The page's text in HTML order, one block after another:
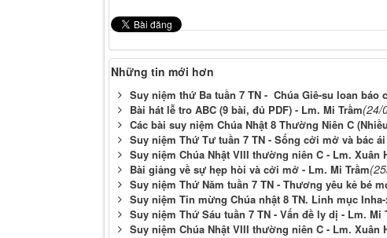
Những tin mới hơn
Suy niệm thứ Ba tuần 7 TN - Chúa Giê-su loan
Bài hát lễ tro ABC (9 bài, đủ PDF) - Lm. Mi Trầm(24/
Các bài suy niệm Chúa Nhật 8 Thường Niên C
Suy niệm Thứ Tư tuần 7 TN - Sống cởi mở và bác
Suy niệm Chúa Nhật VIII thường niên C - Lm. Xuân
Bài giảng về sự hẹp hòi và cởi mở - Lm. Mi Trầm
Suy niệm Thứ Năm tuần 7 TN - Thương yêu kẻ bé
Suy niệm Tin mừng Chúa nhật 8 TN. Linh mục
Suy niệm Thứ Sáu tuần 7 TN - Vấn đề ly dị - Lm. Mi
Suy niệm Chúa Nhật VIII thường niên C - Lm. Xuân